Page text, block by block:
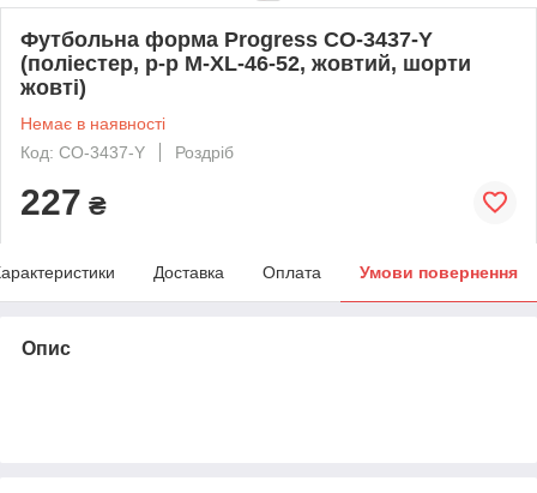
Футбольна форма Progress CO-3437-Y
(поліестер, р-р M-XL-46-52, жовтий, шорти
жовті)
Немає в наявності
Код: CO-3437-Y
Роздріб
227 ₴
Доставка Оплата Умови повернення
Опис